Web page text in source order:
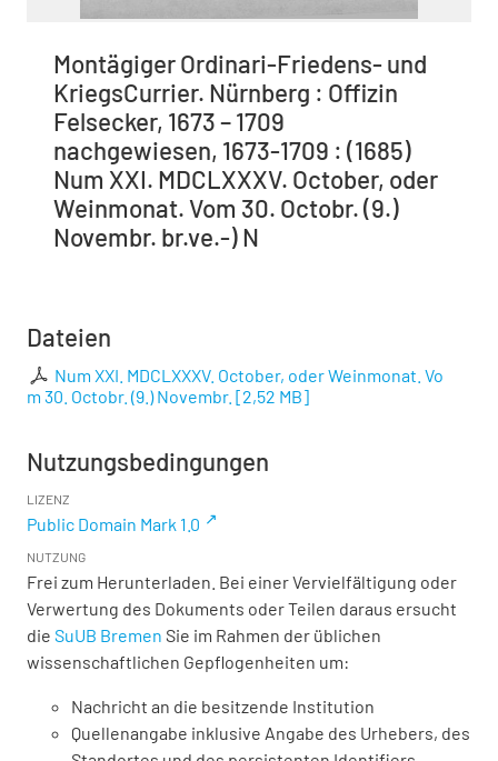
Montägiger Ordinari-Friedens- und
KriegsCurrier. Nürnberg : Offizin
Felsecker, 1673 – 1709
nachgewiesen, 1673-1709 : (1685)
Num XXI. MDCLXXXV. October, oder
Weinmonat. Vom 30. Octobr. (9.)
Novembr. br.ve.-) N
Dateien
Num XXI. MDCLXXXV. October, oder Weinmonat. Vo
m 30. Octobr. (9.) Novembr. [2,52 MB]
Nutzungsbedingungen
LIZENZ
Public Domain Mark 1.0
NUTZUNG
Frei zum Herunterladen. Bei einer Vervielfältigung oder
Verwertung des Dokuments oder Teilen daraus ersucht
die SuUB Bremen Sie im Rahmen der üblichen
wissenschaftlichen Gepflogenheiten um:
Nachricht an die besitzende Institution
Quellenangabe inklusive Angabe des Urhebers, des